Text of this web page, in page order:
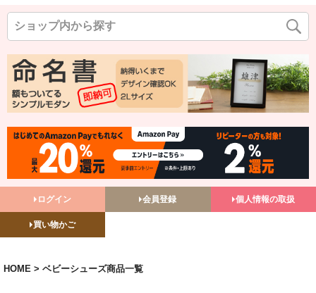
ログイン 会員登録 個人情報の取扱
買い物かご
HOME ベビーシューズ商品一覧
在庫なし商品を表示しない
バンドル販売
予約商品
予約商品のみを表示
並び順
登録順
価格が高い順